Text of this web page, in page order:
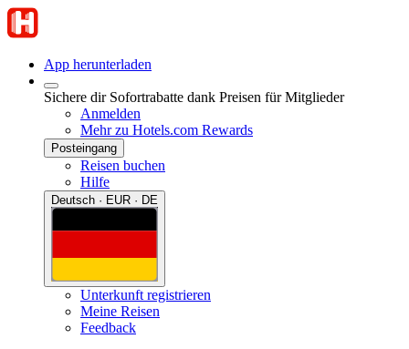
App herunterladen
Sichere dir Sofortrabatte dank Preisen für Mitglieder
Anmelden
Mehr zu Hotels.com Rewards
Posteingang
Reisen buchen
Hilfe
Deutsch · EUR · DE
Unterkunft registrieren
Meine Reisen
Feedback